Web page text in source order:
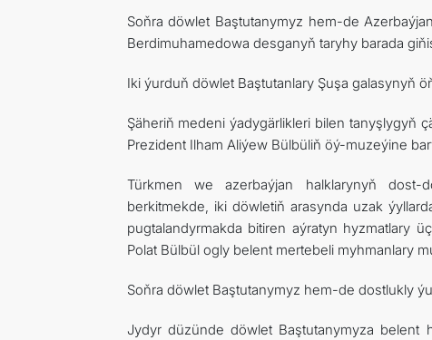
Soňra döwlet Baştutanymyz hem-de
Berdimuhamedowa desganyň taryhy barada
Iki ýurduň döwlet Baştutanlary Şuşa galasynyň
Şäheriň medeni ýadygärlikleri bilen tanyşlygyň
Prezident Ilham Aliýew Bülbüliň öý-muzeýine
Türkmen we azerbaýjan halklarynyň dost-
berkitmekde, iki döwletiň arasynda uzak
pugtalandyrmakda bitiren aýratyn hyzmatlary
Polat Bülbül ogly belent mertebeli myhmanlary
Soňra döwlet Baştutanymyz hem-de dostlukly
Jydyr düzünde döwlet Baştutanymyza belent